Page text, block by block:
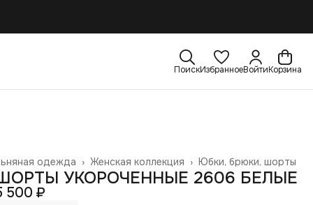
ПоискИзбранноеВойтиКорзина
Юбки, брюки, шорты
Женская коллекция ›
одежда ›
› УКОРОЧЕННЫЕ 2606 БЕЛЫЕ
500 ₽